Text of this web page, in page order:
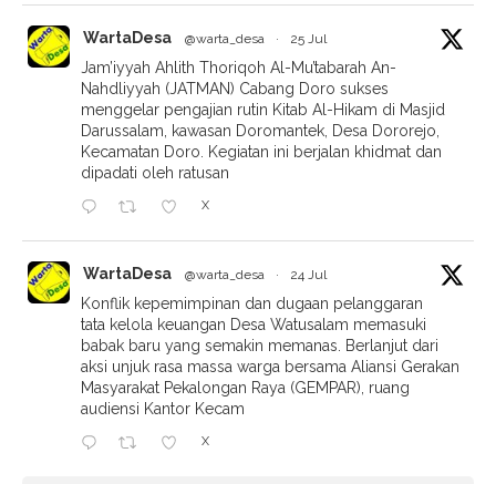
WartaDesa @warta_desa · 25 Jul
Jam’iyyah Ahlith Thoriqoh Al-Mu’tabarah An-
Nahdliyyah (JATMAN) Cabang Doro sukses
menggelar pengajian rutin Kitab Al-Hikam di Masjid
Darussalam, kawasan Doromantek, Desa Dororejo,
Kecamatan Doro. Kegiatan ini berjalan khidmat dan
dipadati oleh ratusan
X
WartaDesa @warta_desa · 24 Jul
Konflik kepemimpinan dan dugaan pelanggaran
tata kelola keuangan Desa Watusalam memasuki
babak baru yang semakin memanas. Berlanjut dari
aksi unjuk rasa massa warga bersama Aliansi Gerakan
Masyarakat Pekalongan Raya (GEMPAR), ruang
audiensi Kantor Kecam
X